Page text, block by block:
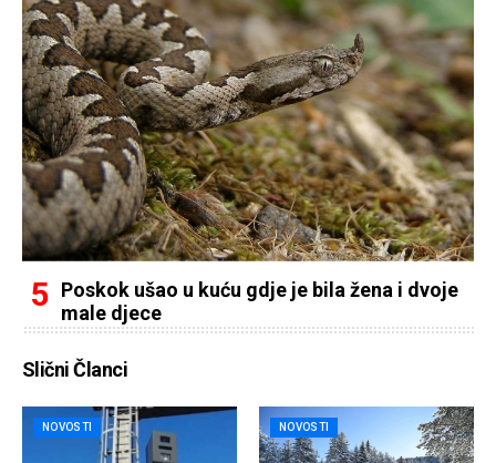
Poskok ušao u kuću gdje je bila žena i dvoje
male djece
Slični Članci
NOVOSTI NOVOSTI